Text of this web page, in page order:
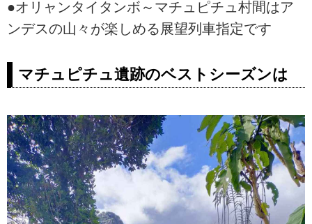
●オリャンタイタンボ～マチュピチュ村間はア
ンデスの山々が楽しめる展望列車指定です
マチュピチュ遺跡のベストシーズンは